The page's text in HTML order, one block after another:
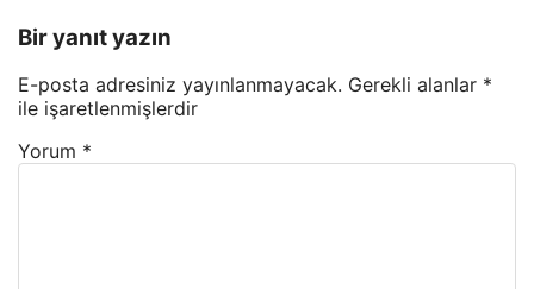
Bir yanıt yazın
E-posta adresiniz yayınlanmayacak. Gerekli alanlar *
ile işaretlenmişlerdir
Yorum *